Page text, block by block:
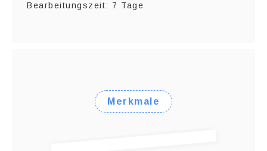
Bearbeitungszeit: 7 Tage
Merkmale